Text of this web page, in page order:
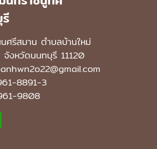
รีสมาน ตำบลบ้านใหม่
จังหวัดนนทบุรี 11120
8891-3
9808